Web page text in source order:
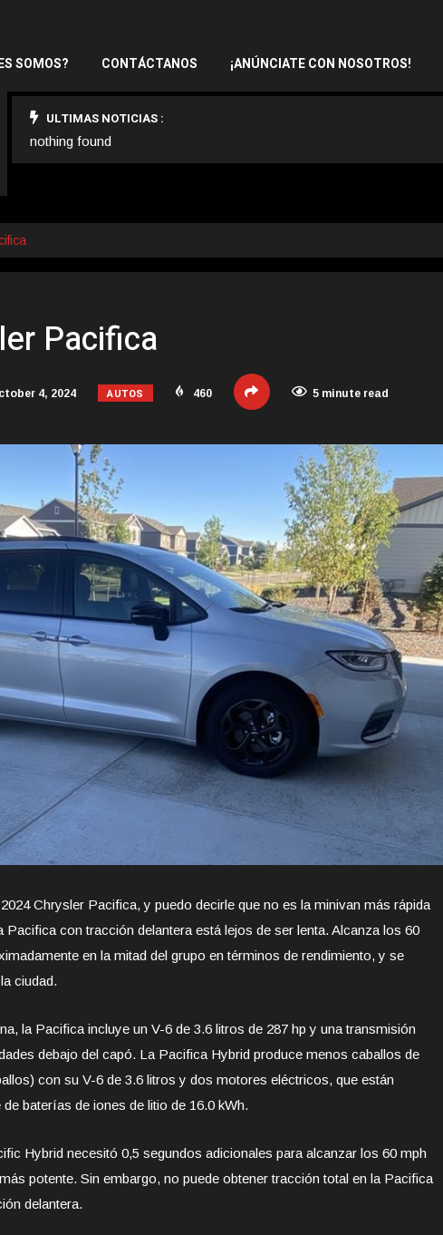
SOMOS? CONTÁCTANOS ¡ANÚNCIATE CON NOSOTROS!
ULTIMAS NOTICIAS :
nothing found
Pacifica
4, 2024 AUTOS 460 5 minute read
Chrysler Pacifica, y puedo decirle que no es la minivan más rápida
Pacifica con tracción delantera está lejos de ser lenta. Alcanza los 60
en la mitad del grupo en términos de rendimiento, y se
ciudad.
la Pacifica incluye un V-6 de 3.6 litros de 287 hp y una transmisión
debajo del capó. La Pacifica Hybrid produce menos caballos de
con su V-6 de 3.6 litros y dos motores eléctricos, que están
baterías de iones de litio de 16.0 kWh.
Hybrid necesitó 0,5 segundos adicionales para alcanzar los 60 mph
potente. Sin embargo, no puede obtener tracción total en la Pacifica
delantera.